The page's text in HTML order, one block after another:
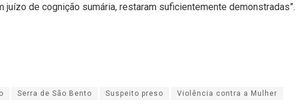
juízo de cognição sumária, restaram suficientemente demonstradas”.
Serra de São Bento Suspeito preso Violência contra a Mulher